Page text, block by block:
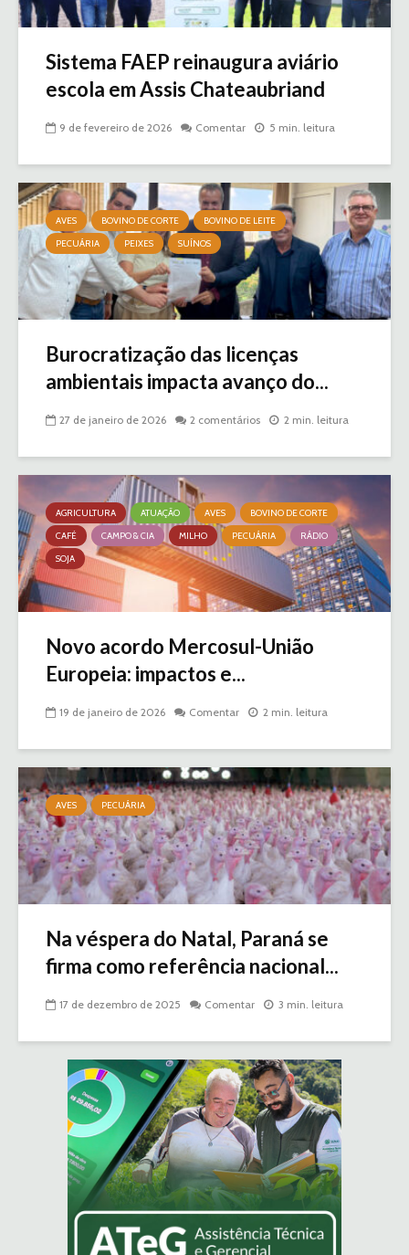
Sistema FAEP reinaugura aviário
escola em Assis Chateaubriand
9 de fevereiro de 2026 Comentar 5 min. leitura
AVES BOVINO DE CORTE
BOVINO DE LEITE
PECUÁRIA
PEIXES SUÍNOS
Burocratização das licenças
ambientais impacta avanço do...
27 de janeiro de 2026 2 comentários 2 min. leitura
AGRICULTURA ATUAÇÃO AVES
BOVINO DE CORTE
CAFÉ
CAMPO & CIA MILHO PECUÁRIA
RÁDIO
SOJA
Novo acordo Mercosul-União
Europeia: impactos e...
19 de janeiro de 2026 Comentar 2 min. leitura
AVES PECUÁRIA
Na véspera do Natal, Paraná se
firma como referência nacional...
17 de dezembro de 2025 Comentar 3 min. leitura